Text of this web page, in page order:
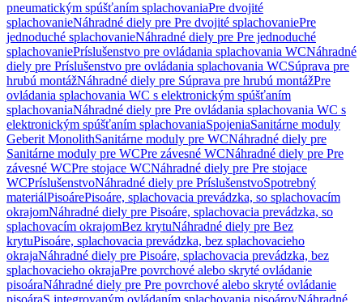
pneumatickým spúšťaním splachovaniaPre dvojité
splachovanieNáhradné diely pre Pre dvojité splachovaniePre
jednoduché splachovanieNáhradné diely pre Pre jednoduché
splachovaniePríslušenstvo pre ovládania splachovania WCNáhradné
diely pre Príslušenstvo pre ovládania splachovania WCSúprava pre
hrubú montážNáhradné diely pre Súprava pre hrubú montážPre
ovládania splachovania WC s elektronickým spúšťaním
splachovaniaNáhradné diely pre Pre ovládania splachovania WC s
elektronickým spúšťaním splachovaniaSpojeniaSanitárne moduly
Geberit MonolithSanitárne moduly pre WCNáhradné diely pre
Sanitárne moduly pre WCPre závesné WCNáhradné diely pre Pre
závesné WCPre stojace WCNáhradné diely pre Pre stojace
WCPríslušenstvoNáhradné diely pre PríslušenstvoSpotrebný
materiálPisoárePisoáre, splachovacia prevádzka, so splachovacím
okrajomNáhradné diely pre Pisoáre, splachovacia prevádzka, so
splachovacím okrajomBez krytuNáhradné diely pre Bez
krytuPisoáre, splachovacia prevádzka, bez splachovacieho
okrajaNáhradné diely pre Pisoáre, splachovacia prevádzka, bez
splachovacieho okrajaPre povrchové alebo skryté ovládanie
pisoáraNáhradné diely pre Pre povrchové alebo skryté ovládanie
pisoáraS integrovaným ovládaním splachovania pisoárovNáhradné